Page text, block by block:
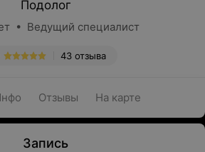
Подолог
• Ведущий специалист
43 отзыва
Отзывы На карте
Запись